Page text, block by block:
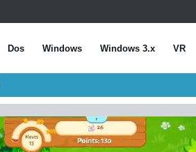
Dos Windows Windows 3.x VR